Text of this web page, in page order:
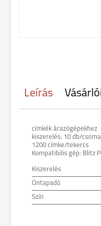
Leírás
címkék árazógépekhez
kiszerelés: 10 db/
1200 címke/tekercs
Kompatibilis gép: Blitz
Kiszerelés
Öntapadó
Szín